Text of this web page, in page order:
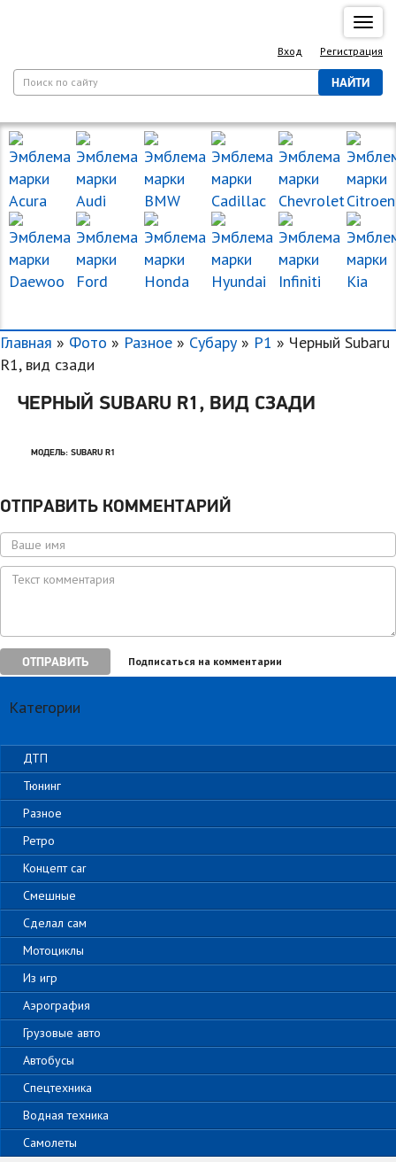
Вход Регистрация
НАЙТИ
Главная » Фото » Разное » Субару » Р1 » Черный Subaru
R1, вид сзади
ЧЕРНЫЙ SUBARU R1, ВИД СЗАДИ
МОДЕЛЬ: SUBARU R1
ОТПРАВИТЬ КОММЕНТАРИЙ
ОТПРАВИТЬ Подписаться на комментарии
Категории
ДТП
Тюнинг
Разное
Ретро
Концепт car
Смешные
Сделал сам
Мотоциклы
Из игр
Аэрография
Грузовые авто
Автобусы
Спецтехника
Водная техника
Самолеты